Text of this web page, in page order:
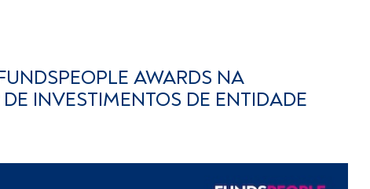
AWARDS NA
INVESTIMENTOS DE ENTIDADE